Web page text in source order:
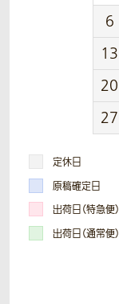
6
13
20
27
定休日
原稿確定日
出荷日（特急便）
出荷日（通常便）